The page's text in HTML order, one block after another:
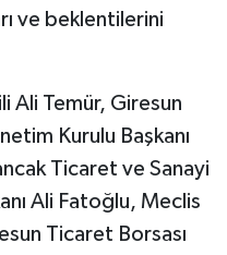
ve beklentilerini
Ali Temür, Giresun
Kurulu Başkanı
Ticaret ve Sanayi
Ali Fatoğlu, Meclis
Ticaret Borsası